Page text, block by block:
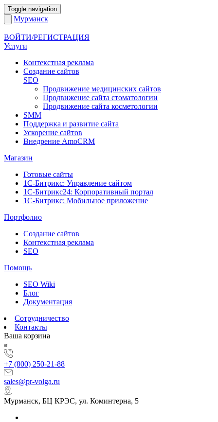
Toggle navigation
Мурманск
ВОЙТИ/РЕГИСТРАЦИЯ
Услуги
Контекстная реклама
Создание сайтов
SEO
Продвижение медицинских сайтов
Продвижение сайта стоматологии
Продвижение сайта косметологии
SMM
Поддержка и развитие сайта
Ускорение сайтов
Внедрение AmoCRM
Магазин
Готовые сайты
1С-Битрикс: Управление сайтом
1С-Битрикс24: Корпоративный портал
1С-Битрикс: Мобильное приложение
Портфолио
Создание сайтов
Контекстная реклама
SEO
Помощь
SEO Wiki
Блог
Документация
Сотрудничество
Контакты
Ваша корзина
+7 (800) 250-21-88
sales@pr-volga.ru
Мурманск, БЦ КРЭС, ул. Коминтерна, 5